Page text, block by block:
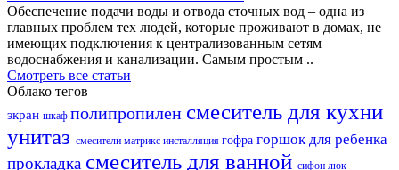
Обеспечение подачи воды и отвода сточных вод – одна из
главных проблем тех людей, которые проживают в домах, не
имеющих подключения к централизованным сетям
водоснабжения и канализации. Самым простым ..
Смотреть все статьи
Облако тегов
экран шкаф полипропилен смеситель для кухни
унитаз смесители матрикс инсталляция гофра горшок для ребенка
прокладка смеситель для ванной сифон люк